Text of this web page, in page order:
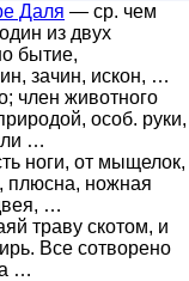
Даля — ср. чем
из двух
бытие,
зачин, искон, …
член животного
особ. руки,
…
ноги, от мыщелок,
плюсна, ножная
…
траву скотом, и
Все сотворено
…